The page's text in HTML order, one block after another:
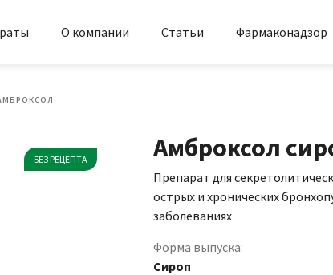
О компании Статьи Фармаконадзор
БЕЗ РЕЦЕПТА Амброксол
Препарат для
острых и хронических
заболеваниях
Форма выпуска:
Сироп